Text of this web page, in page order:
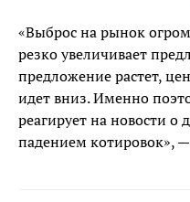
«Выброс на рынок
резко увеличивает
предложение растет,
идет вниз. Именно
реагирует на новости
падением котировок»,